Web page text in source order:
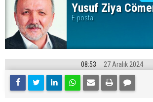
Yusuf Ziya
E-posta:
08:53 27 Aralık 2024